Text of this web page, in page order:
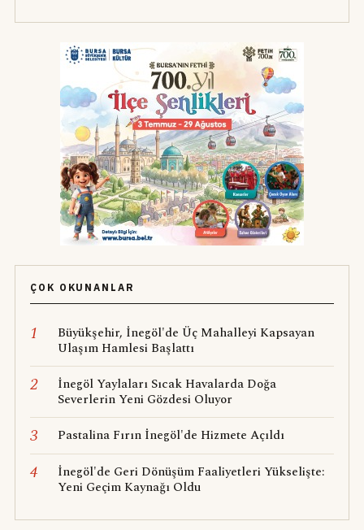
ÇOK OKUNANLAR
1
Büyükşehir, İnegöl'de Üç Mahalleyi Kapsayan
Ulaşım Hamlesi Başlattı
2
İnegöl Yaylaları Sıcak Havalarda Doğa
Severlerin Yeni Gözdesi Oluyor
3 Pastalina Fırın İnegöl'de Hizmete Açıldı
4
İnegöl'de Geri Dönüşüm Faaliyetleri Yükselişte:
Yeni Geçim Kaynağı Oldu